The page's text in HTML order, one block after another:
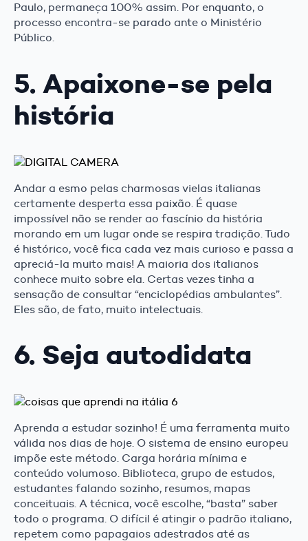
Paulo, permaneça 100% assim. Por enquanto, o
processo encontra-se parado ante o Ministério
Público.
5. Apaixone-se pela
história
Andar a esmo pelas charmosas vielas italianas
certamente desperta essa paixão. É quase
impossível não se render ao fascínio da história
morando em um lugar onde se respira tradição. Tudo
é histórico, você fica cada vez mais curioso e passa a
apreciá-la muito mais! A maioria dos italianos
conhece muito sobre ela. Certas vezes tinha a
sensação de consultar “enciclopédias ambulantes”.
Eles são, de fato, muito intelectuais.
6. Seja autodidata
Aprenda a estudar sozinho! É uma ferramenta muito
válida nos dias de hoje. O sistema de ensino europeu
impõe este método. Carga horária mínima e
conteúdo volumoso. Biblioteca, grupo de estudos,
estudantes falando sozinho, resumos, mapas
conceituais. A técnica, você escolhe, “basta” saber
todo o programa. O difícil é atingir o padrão italiano,
repetem como papagaios adestrados até as